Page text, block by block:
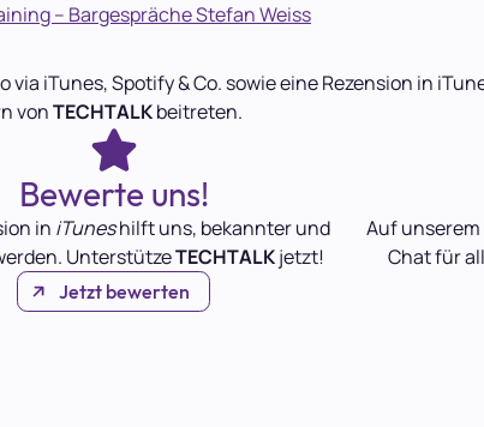
– Bargespräche Stefan Weiss
via iTunes, Spotify & Co. sowie eine Rezension in
vonTECHTALKbeitreten.
Bewerte uns!
in iTuneshilft uns, bekannter und
UnterstützeTECHTALKjetzt!
Jetzt bewerten
Auf
Chat für